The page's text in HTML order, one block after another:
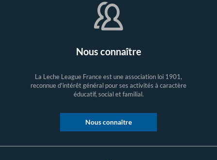
Nous connaître
La Leche League France est une association loi 1901,
reconnue d'intérêt général pour ses activités à caractère
éducatif, social et familial.
Nous connaître